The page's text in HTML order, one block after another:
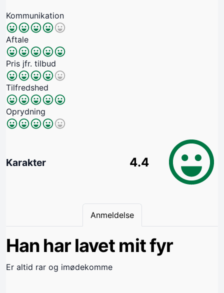
Kommunikation
Aftale
Pris jfr. tilbud
Tilfredshed
Oprydning
Karakter 4.4
Anmeldelse
Han har lavet mit fyr
Er altid rar og imødekomme